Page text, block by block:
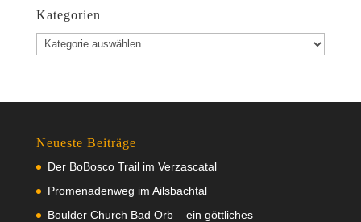
Kategorien
Kategorien
Neueste Beiträge
Der BoBosco Trail im Verzascatal
Promenadenweg im Ailsbachtal
Boulder Church Bad Orb – ein göttliches